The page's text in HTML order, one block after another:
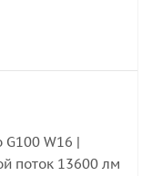
W16 |
поток 13600 лм